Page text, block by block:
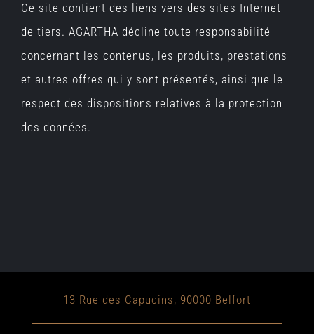
Ce site contient des liens vers des sites Internet
de tiers. AGARTHA décline toute responsabilité
concernant les contenus, les produits, prestations
et autres offres qui y sont présentés, ainsi que le
respect des dispositions relatives à la protection
des données.
13 Rue des Capucins, 90000 Belfort